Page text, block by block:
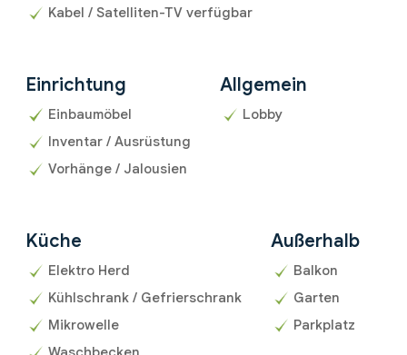
Kabel / Satelliten-TV verfügbar
Einrichtung
Einbaumöbel
Inventar / Ausrüstung
Vorhänge / Jalousien
Allgemein
Lobby
Küche
Elektro Herd
Kühlschrank / Gefrierschrank
Mikrowelle
Außerhalb
Balkon
Garten
Parkplatz